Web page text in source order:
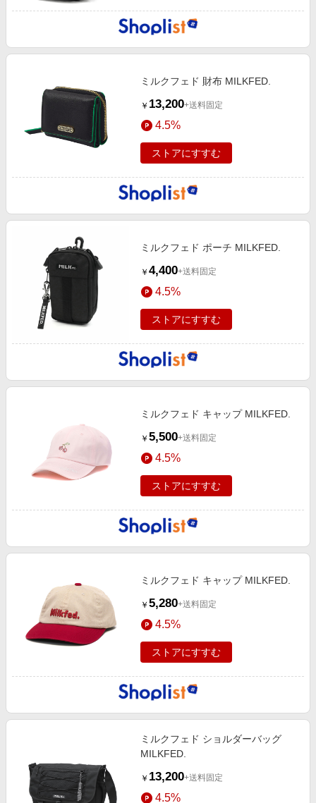
ミルクフェド 財布 MILKFED.
￥ 13,200+送料固定
4.5%
ストアにすすむ
ミルクフェド ポーチ MILKFED.
￥ 4,400+送料固定
4.5%
ストアにすすむ
ミルクフェド キャップ MILKFED.
￥ 5,500+送料固定
4.5%
ストアにすすむ
ミルクフェド キャップ MILKFED.
￥ 5,280+送料固定
4.5%
ストアにすすむ
ミルクフェド ショルダーバッグ
MILKFED.
￥ 13,200+送料固定
4.5%